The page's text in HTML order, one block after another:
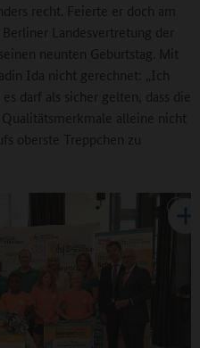
recht. Feierte er doch am
Landesvertretung der
neunten Geburtstag. Mit
Ida nicht gerechnet: „Ich
darf als sicher gelten, dass die
alleine nicht
oberste Treppchen zu